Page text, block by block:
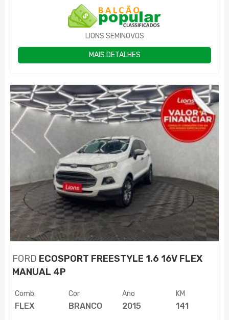
LIONS SEMINOVOS
MAIS DETALHES
FORD ECOSPORT FREESTYLE 1.6 16V FLEX
MANUAL 4P
Comb.
FLEX
Cor
BRANCO
Ano
2015
KM
141